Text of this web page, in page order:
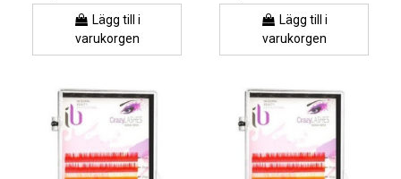
Lägg till i
varukorgen
Lägg till i
varukorgen